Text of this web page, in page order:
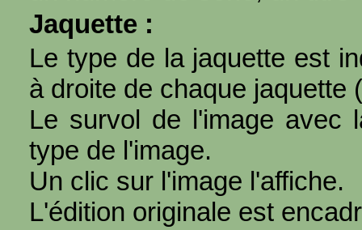
Jaquette :
Le type de la jaquette est
à droite de chaque jaquette (
Le survol de l'image avec
type de l'image.
Un clic sur l'image l'affiche.
L'édition originale est